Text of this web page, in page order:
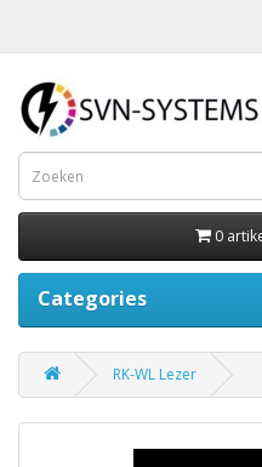
0
Categories
RK-WL Lezer